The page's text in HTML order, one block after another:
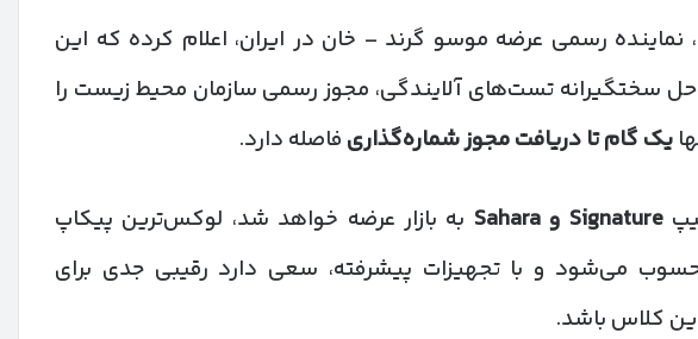
نماینده رسمی عرضه موسو گرند – خان در ایران، اعلام کرده که این
سختگیرانه تست‌های آلایندگی، مجوز رسمی سازمان محیط زیست را
یک گام تا دریافت مجوز شماره‌گذاری فاصله دارد.
Signature وSahara
به بازار عرضه خواهد شد، لوکس‌ترین پیکاپ
می‌شود و با تجهیزات پیشرفته، سعی دارد رقیبی جدی برای
کلاس باشد.